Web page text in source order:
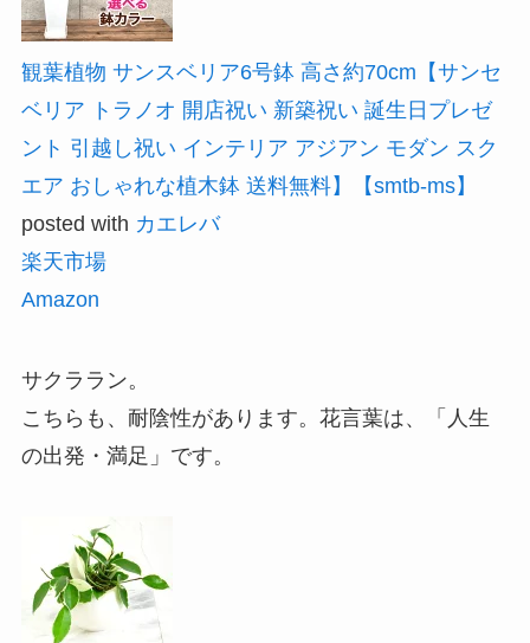
観葉植物 サンスベリア6号鉢 高さ約70cm【サンセ
ベリア トラノオ 開店祝い 新築祝い 誕生日プレゼ
ント 引越し祝い インテリア アジアン モダン スク
エア おしゃれな植木鉢 送料無料】【smtb-ms】
posted with カエレバ
楽天市場
Amazon
サクララン。
こちらも、耐陰性があります。花言葉は、「人生
の出発・満足」です。